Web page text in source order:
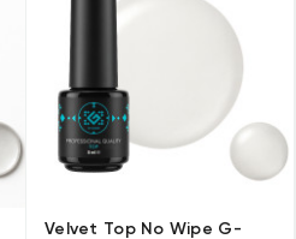
Velvet Top No Wipe G-